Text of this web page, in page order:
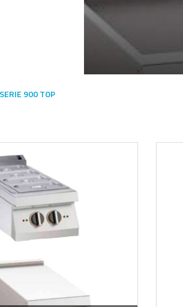
Categorías de la
SERIE 900 TOP
/ 383,57 KB